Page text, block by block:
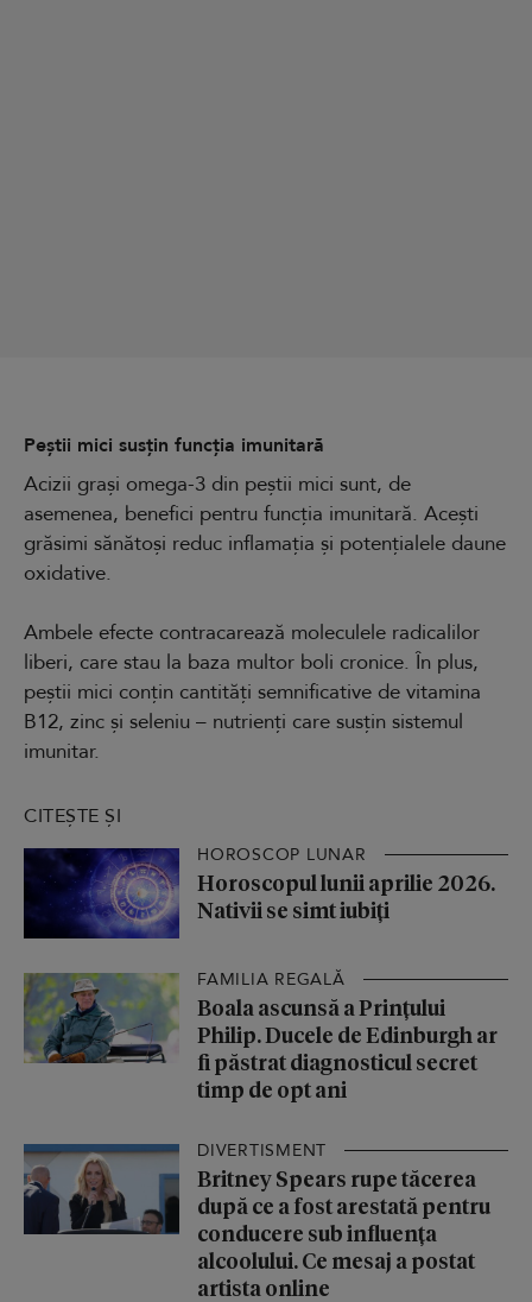
Peștii mici susțin funcția imunitară
Acizii grași omega-3 din peștii mici sunt, de
asemenea, benefici pentru funcția imunitară. Acești
grăsimi sănătoși reduc inflamația și potențialele daune
oxidative.
Ambele efecte contracarează moleculele radicalilor
liberi, care stau la baza multor boli cronice. În plus,
peștii mici conțin cantități semnificative de vitamina
B12, zinc și seleniu – nutrienți care susțin sistemul
imunitar.
CITEȘTE ȘI
HOROSCOP LUNAR
Horoscopul lunii aprilie 2026.
Nativii se simt iubiți
FAMILIA REGALĂ
Boala ascunsă a Prințului
Philip. Ducele de Edinburgh ar
fi păstrat diagnosticul secret
timp de opt ani
DIVERTISMENT
Britney Spears rupe tăcerea
după ce a fost arestată pentru
conducere sub influența
alcoolului. Ce mesaj a postat
artista online